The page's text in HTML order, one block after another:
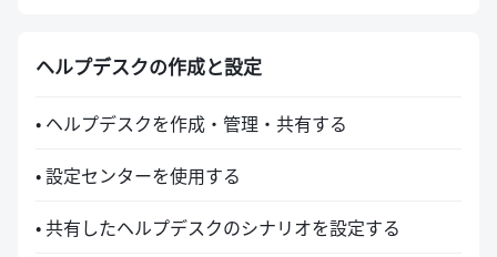
ヘルプデスクの作成と設定
• ヘルプデスクを作成・管理・共有する
• 設定センターを使用する
• 共有したヘルプデスクのシナリオを設定する